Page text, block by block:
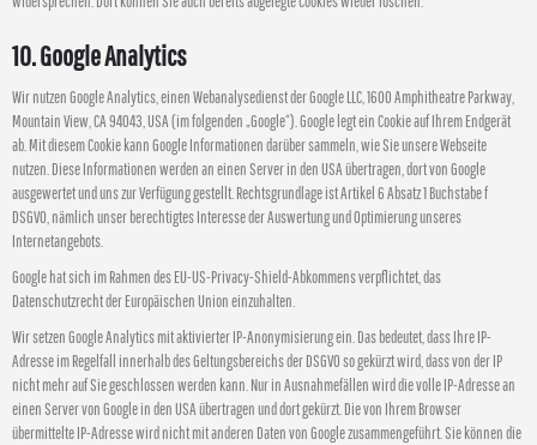
10. Google Analytics
Wir nutzen Google Analytics, einen Webanalysedienst der Google LLC, 1600 Amphitheatre Parkway,
Mountain View, CA 94043, USA (im folgenden „Google“). Google legt ein Cookie auf Ihrem Endgerät
ab. Mit diesem Cookie kann Google Informationen darüber sammeln, wie Sie unsere Webseite
nutzen. Diese Informationen werden an einen Server in den USA übertragen, dort von Google
ausgewertet und uns zur Verfügung gestellt. Rechtsgrundlage ist Artikel 6 Absatz 1 Buchstabe f
DSGVO, nämlich unser berechtigtes Interesse der Auswertung und Optimierung unseres
Internetangebots.
Google hat sich im Rahmen des EU-US-Privacy-Shield-Abkommens verpflichtet, das
Datenschutzrecht der Europäischen Union einzuhalten.
Wir setzen Google Analytics mit aktivierter IP-Anonymisierung ein. Das bedeutet, dass Ihre IP-
Adresse im Regelfall innerhalb des Geltungsbereichs der DSGVO so gekürzt wird, dass von der IP
nicht mehr auf Sie geschlossen werden kann. Nur in Ausnahmefällen wird die volle IP-Adresse an
einen Server von Google in den USA übertragen und dort gekürzt. Die von Ihrem Browser
übermittelte IP-Adresse wird nicht mit anderen Daten von Google zusammengeführt. Sie können die